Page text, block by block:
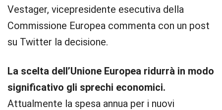
Vestager, vicepresidente esecutiva della
Commissione Europea commenta con un post
su Twitter la decisione.
La scelta dell’Unione Europea ridurrà in modo
significativo gli sprechi economici.
Attualmente la spesa annua per i nuovi